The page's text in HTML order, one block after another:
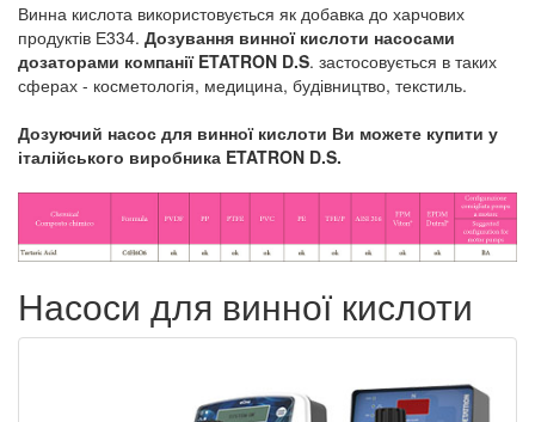
Винна кислота використовується як добавка до харчових
продуктів Е334. Дозування винної кислоти насосами
дозаторами компанії ETATRON D.S. застосовується в таких
сферах - косметологія, медицина, будівництво, текстиль.
Дозуючий насос для винної кислоти Ви можете купити у
італійського виробника ETATRON D.S.
Насоси для винної кислоти